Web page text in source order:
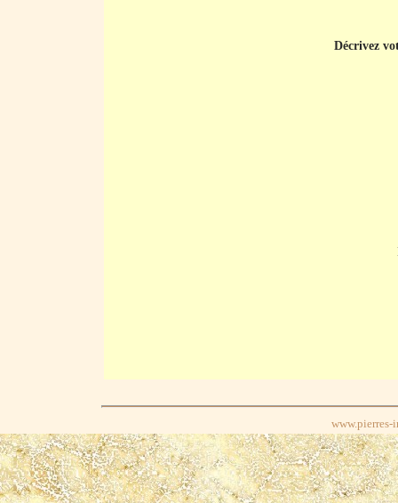
Décrivez
www.pierres-